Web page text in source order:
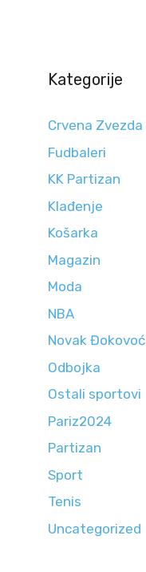
Kategorije
Crvena Zvezda
Fudbaleri
KK Partizan
Klađenje
Košarka
Magazin
Moda
NBA
Novak Đokovoć
Odbojka
Ostali sportovi
Pariz2024
Partizan
Sport
Tenis
Uncategorized